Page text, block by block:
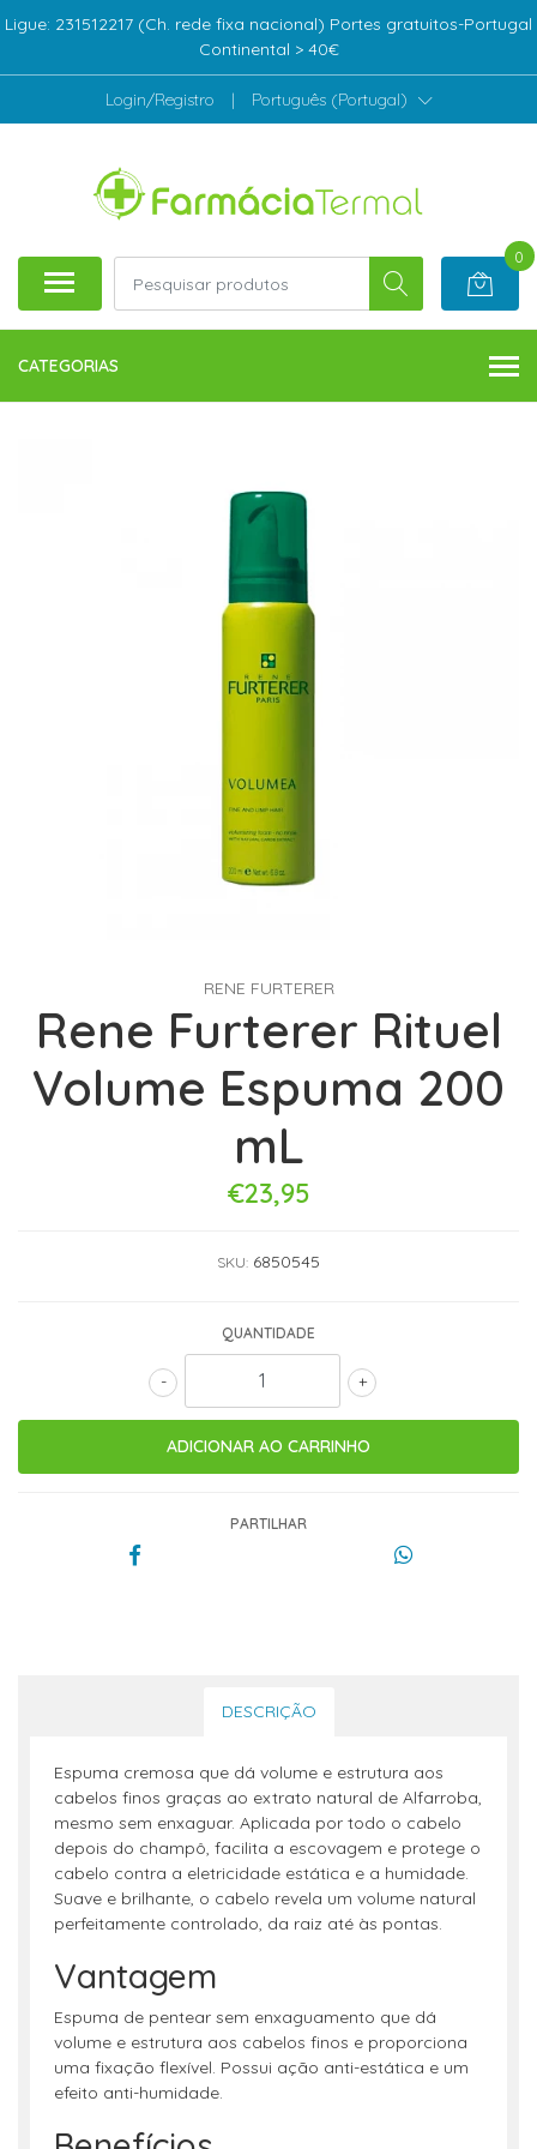
Ligue: 231512217 (Ch. rede fixa nacional) Portes gratuitos-Portugal
Continental > 40€
Login/Registro | Português (Portugal)
0
CATEGORIAS
RENE FURTERER
Rene Furterer Rituel
Volume Espuma 200
mL
€23,95
SKU: 6850545
QUANTIDADE
+
-
PARTILHAR
DESCRIÇÃO
Espuma cremosa que dá volume e estrutura aos
cabelos finos graças ao extrato natural de Alfarroba,
mesmo sem enxaguar. Aplicada por todo o cabelo
depois do champô, facilita a escovagem e protege o
cabelo contra a eletricidade estática e a humidade.
Suave e brilhante, o cabelo revela um volume natural
perfeitamente controlado, da raiz até às pontas.
Vantagem
Espuma de pentear sem enxaguamento que dá
volume e estrutura aos cabelos finos e proporciona
uma fixação flexível. Possui ação anti-estática e um
efeito anti-humidade.